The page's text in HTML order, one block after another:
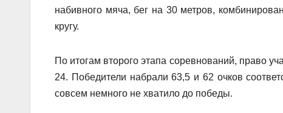
набивного мяча, бег на 30 метров,
кругу.
По итогам второго этапа соревнований, право
24. Победители набрали 63,5 и 62 очков
совсем немного не хватило до победы.